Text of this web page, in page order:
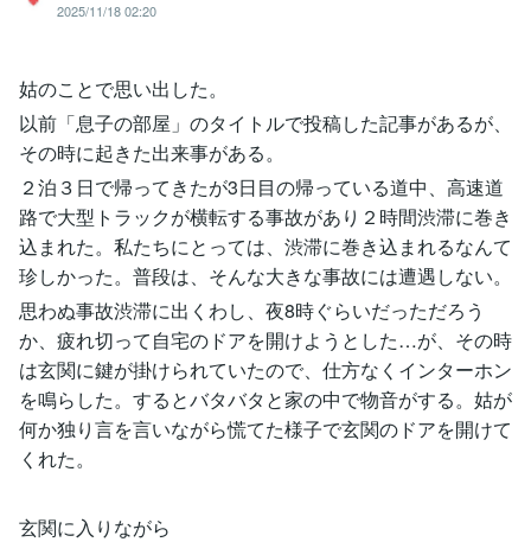
2025/11/18 02:20
姑のことで思い出した。
以前「息子の部屋」のタイトルで投稿した記事があるが、
その時に起きた出来事がある。
２泊３日で帰ってきたが3日目の帰っている道中、高速道
路で大型トラックが横転する事故があり２時間渋滞に巻き
込まれた。私たちにとっては、渋滞に巻き込まれるなんて
珍しかった。普段は、そんな大きな事故には遭遇しない。
思わぬ事故渋滞に出くわし、夜8時ぐらいだっただろう
か、疲れ切って自宅のドアを開けようとした…が、その時
は玄関に鍵が掛けられていたので、仕方なくインターホン
を鳴らした。するとバタバタと家の中で物音がする。姑が
何か独り言を言いながら慌てた様子で玄関のドアを開けて
くれた。
玄関に入りながら